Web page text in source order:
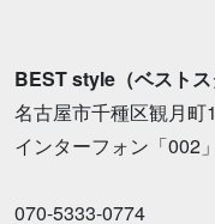
BEST style（ベストス
名古屋市千種区観月
インターフォン「002」
070-5333-0774